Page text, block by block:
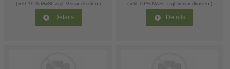
( inkl. 19 % MwSt. zzgl. Versandkosten )
Details
( inkl. 19 % MwSt. zzgl. Versandkosten )
Details